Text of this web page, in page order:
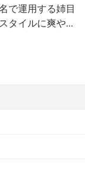
で運用する姉目
タイルに爽やか